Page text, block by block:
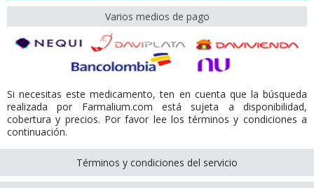
Varios medios de pago
Si necesitas este medicamento, ten en cuenta que la búsqueda
realizada por Farmalium.com está sujeta a disponibilidad,
cobertura y precios. Por favor lee los términos y condiciones a
continuación.
Términos y condiciones del servicio